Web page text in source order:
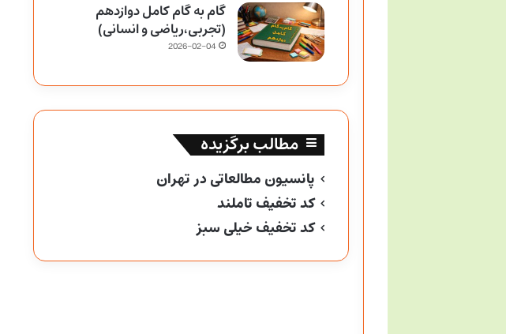
گام به گام کامل دوازدهم
(تجربی،ریاضی و انسانی)
2026-02-04
مطالب برگزیده
پانسیون مطالعاتی در تهران
کد تخفیف تاملند
کد تخفیف خیلی سبز